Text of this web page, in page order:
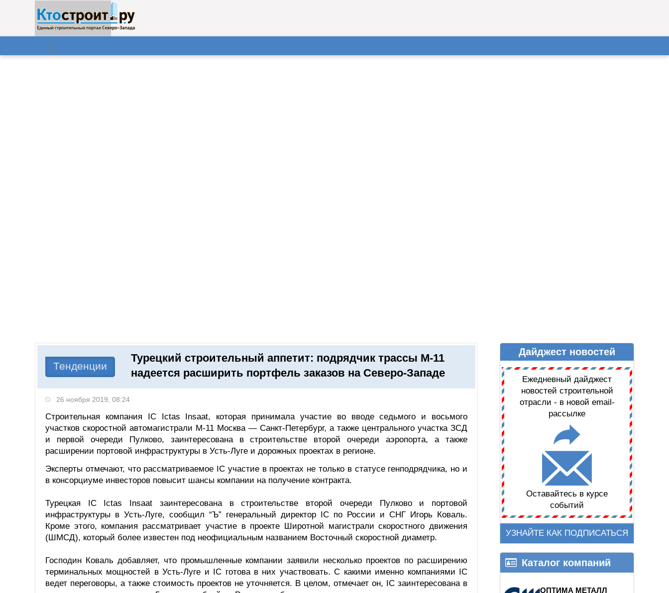
КОМПАНИИ ОНЛАЙН–ВЫСТАВКИ ДАЙДЖЕСТ НОВОСТЕЙ
Тенденции
Турецкий строительный аппетит: подрядчик трассы М-11
надеется расширить портфель заказов на Северо-Западе
26 ноября 2019, 08:24
Строительная компания IC Ictas Insaat, которая принимала участие во вводе седьмого и восьмого
участков скоростной автомагистрали М-11 Москва — Санкт-Петербург, а также центрального участка ЗСД
и первой очереди Пулково, заинтересована в строительстве второй очереди аэропорта, а также
расширении портовой инфраструктуры в Усть-Луге и дорожных проектах в регионе.
Эксперты отмечают, что рассматриваемое IC участие в проектах не только в статусе генподрядчика, но и
в консорциуме инвесторов повысит шансы компании на получение контракта.
Турецкая IC Ictas Insaat заинтересована в строительстве второй очереди Пулково и портовой
инфраструктуры в Усть-Луге, сообщил “Ъ” генеральный директор IC по России и СНГ Игорь Коваль.
Кроме этого, компания рассматривает участие в проекте Широтной магистрали скоростного движения
(ШМСД), который более известен под неофициальным названием Восточный скоростной диаметр.
Господин Коваль добавляет, что промышленные компании заявили несколько проектов по расширению
терминальных мощностей в Усть-Луге и IC готова в них участвовать. С какими именно компаниями IC
ведет переговоры, а также стоимость проектов не уточняется. В целом, отмечает он, IC заинтересована в
Дайджест новостей
Ежедневный дайджест
новостей строительной
отрасли - в новой email-
рассылке
Оставайтесь в курсе
событий
УЗНАЙТЕ КАК ПОДПИСАТЬСЯ
Каталог компаний
ОПТИМА МЕТАЛЛ